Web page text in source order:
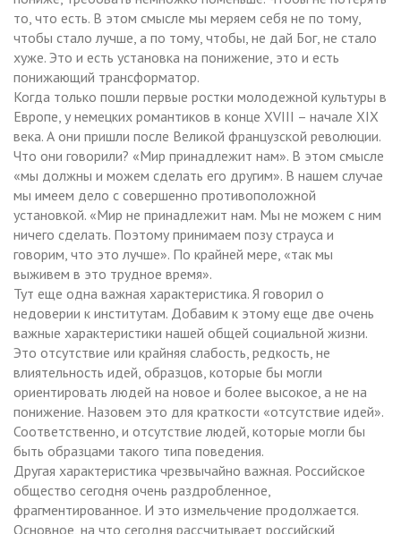
то, что есть. В этом смысле мы меряем себя не по тому,
чтобы стало лучше, а по тому, чтобы, не дай Бог, не стало
хуже. Это и есть установка на понижение, это и есть
понижающий трансформатор.
Когда только пошли первые ростки молодежной культуры в
Европе, у немецких романтиков в конце XVIII – начале XIX
века. А они пришли после Великой французской революции.
Что они говорили? «Мир принадлежит нам». В этом смысле
«мы должны и можем сделать его другим». В нашем случае
мы имеем дело с совершенно противоположной
установкой. «Мир не принадлежит нам. Мы не можем с ним
ничего сделать. Поэтому принимаем позу страуса и
говорим, что это лучше». По крайней мере, «так мы
выживем в это трудное время».
Тут еще одна важная характеристика. Я говорил о
недоверии к институтам. Добавим к этому еще две очень
важные характеристики нашей общей социальной жизни.
Это отсутствие или крайняя слабость, редкость, не
влиятельность идей, образцов, которые бы могли
ориентировать людей на новое и более высокое, а не на
понижение. Назовем это для краткости «отсутствие идей».
Соответственно, и отсутствие людей, которые могли бы
быть образцами такого типа поведения.
Другая характеристика чрезвычайно важная. Российское
общество сегодня очень раздробленное,
фрагментированное. И это измельчение продолжается.
Основное, на что сегодня рассчитывает российский